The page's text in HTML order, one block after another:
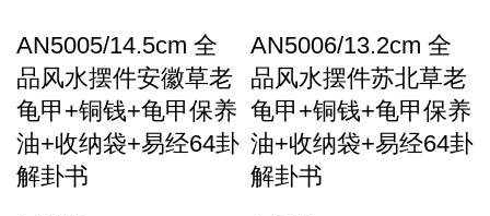
AN5005/14.5cm 全
品风水摆件安徽草老
龟甲+铜钱+龟甲保养
油+收纳袋+易经64卦
解卦书
AN5006/13.2cm 全
品风水摆件苏北草老
龟甲+铜钱+龟甲保养
油+收纳袋+易经64卦
解卦书